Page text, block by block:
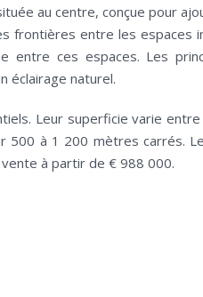
au centre, conçue pour
frontières entre les espaces
entre ces espaces. Les
éclairage naturel.
Leur superficie varie
500 à 1 200 mètres carrés.
à partir de € 988 000.